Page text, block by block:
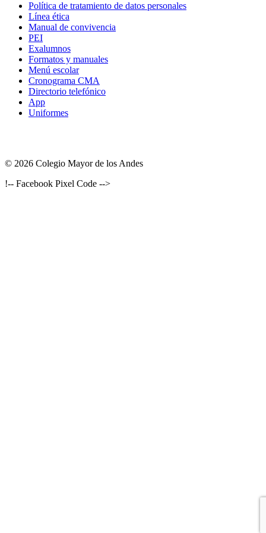
Política de tratamiento de datos personales
Línea ética
Manual de convivencia
PEI
Exalumnos
Formatos y manuales
Menú escolar
Cronograma CMA
Directorio telefónico
App
Uniformes
© 2026 Colegio Mayor de los Andes
!-- Facebook Pixel Code -->